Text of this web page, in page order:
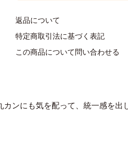
返品について
特定商取引法に基づく表記
この商品について問い合わせる
ンにも気を配って、統一感を出